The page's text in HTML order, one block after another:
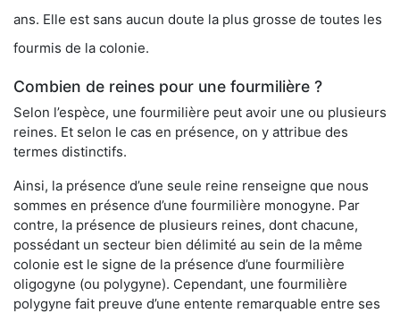
ans. Elle est sans aucun doute la plus grosse de toutes les
fourmis de la colonie.
Combien de reines pour une fourmilière ?
Selon l’espèce, une fourmilière peut avoir une ou plusieurs
reines. Et selon le cas en présence, on y attribue des
termes distinctifs.
Ainsi, la présence d’une seule reine renseigne que nous
sommes en présence d’une fourmilière monogyne. Par
contre, la présence de plusieurs reines, dont chacune,
possédant un secteur bien délimité au sein de la même
colonie est le signe de la présence d’une fourmilière
oligogyne (ou polygyne). Cependant, une fourmilière
polygyne fait preuve d’une entente remarquable entre ses